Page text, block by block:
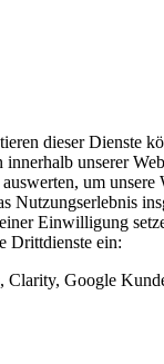
dieser Dienste
innerhalb unserer
um unsere
Nutzungserlebnis
Einwilligung
Drittdienste ein:
Clarity, Google